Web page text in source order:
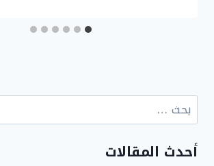
البحث
عن:
أحدث المقالات